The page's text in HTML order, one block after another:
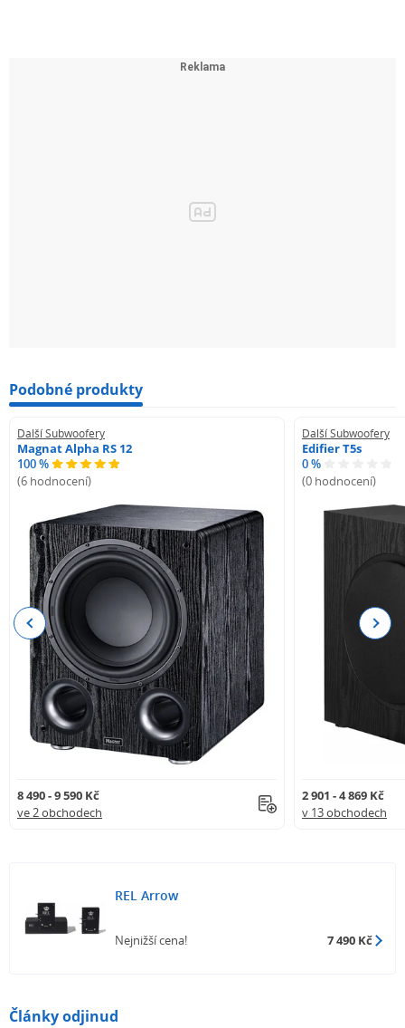
Podobné produkty
Další Subwoofery
Magnat Alpha RS 12
100 %
(6 hodnocení)
8 490 - 9 590 Kč
ve 2 obchodech
Další Subwoofery
Edifier T5s
0 %
(0 hodnocení)
2 901 - 4 869 Kč
v 13 obchodech
Previous Next
REL Arrow
Nejnižší cena! 7 490 Kč
Články odjinud